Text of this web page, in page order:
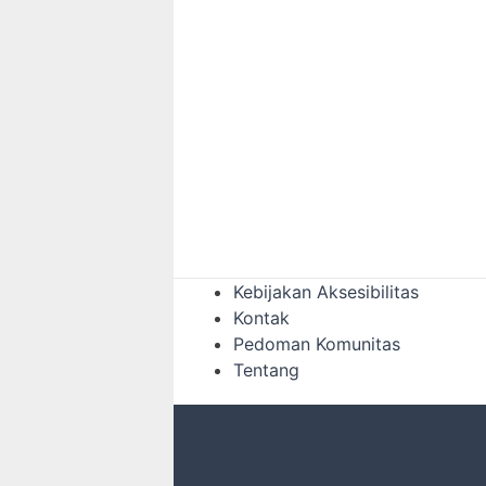
Kebijakan Aksesibilitas
Kontak
Pedoman Komunitas
Tentang